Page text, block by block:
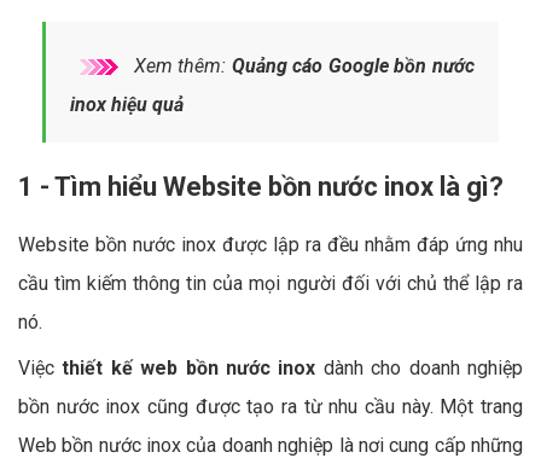
Xem thêm: Quảng cáo Google bồn nước
inox hiệu quả
1 - Tìm hiểu Website bồn nước inox là gì?
Website bồn nước inox được lập ra đều nhằm đáp ứng nhu
cầu tìm kiếm thông tin của mọi người đối với chủ thể lập ra
nó.
Việcthiết kế web bồn nước inox dành cho doanh nghiệp
bồn nước inox cũng được tạo ra từ nhu cầu này. Một trang
Web bồn nước inox của doanh nghiệp là nơi cung cấp những